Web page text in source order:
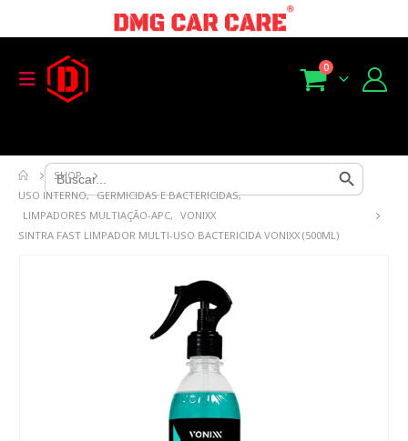
Search
for:
Search Button
0
SHOP
USO INTERNO, GERMICIDAS E BACTERICIDAS,
LIMPADORES MULTIAÇÃO-APC, VONIXX
SINTRA FAST LIMPADOR MULTI-USO BACTERICIDA VONIXX (500ML)